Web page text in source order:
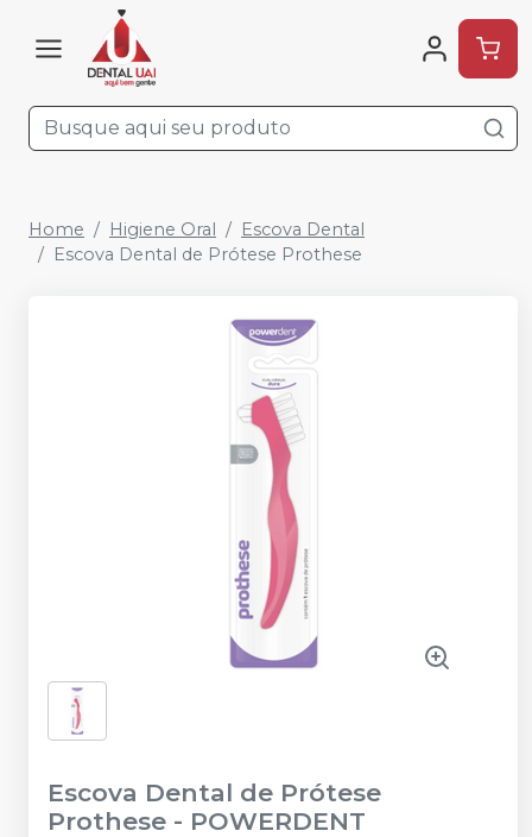
Home Higiene Oral
Escova Dental
Escova Dental de Prótese Prothese
Escova Dental de Prótese
Prothese - POWERDENT